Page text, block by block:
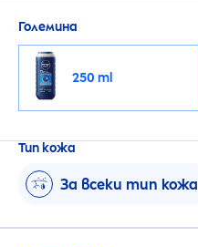
Големина
250 ml
Тип кожа
За всеки тип кожа